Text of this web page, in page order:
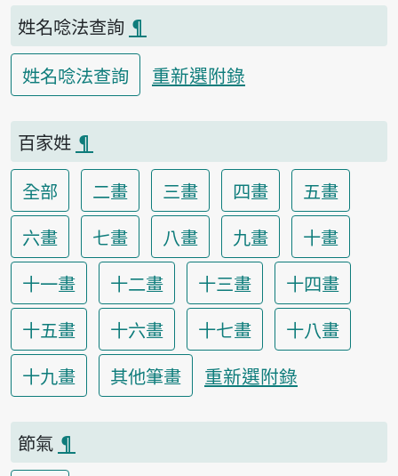
姓名唸法查詢 ¶
姓名唸法查詢
重新選附錄
百家姓 ¶
全部
二畫 三畫 四畫
五畫
六畫
七畫 八畫 九畫
十畫
十一畫
十二畫 十三畫
十四畫
十五畫
十六畫 十七畫
十八畫
十九畫
其他筆畫 重新選附錄
節氣 ¶